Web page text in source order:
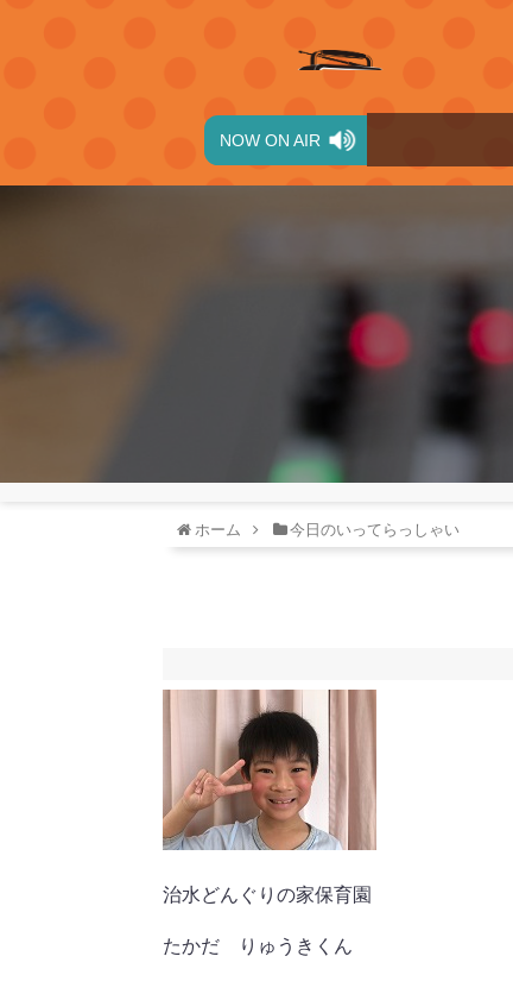
NOW ON AIR
ホーム 今日のいってらっしゃい
治水どんぐりの家保育園
たかだ りゅうきくん